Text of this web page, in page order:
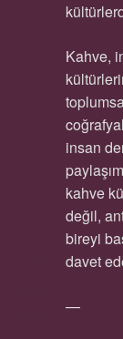
Kahve,
insan
kahve
değil,
bireyi
davet
—